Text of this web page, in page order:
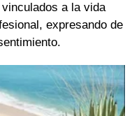
a la vida
expresando de